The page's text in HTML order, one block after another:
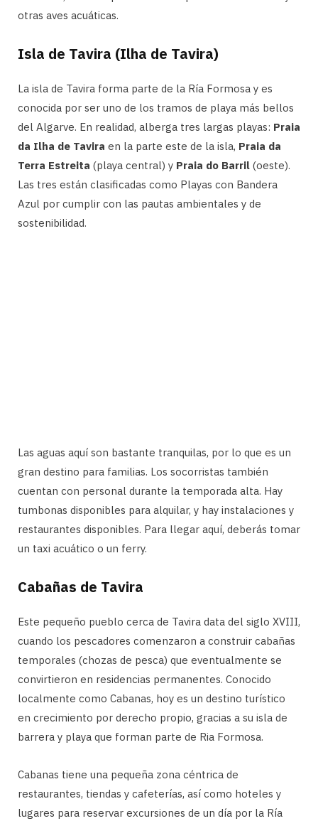
otras aves acuáticas.
Isla de Tavira (Ilha de Tavira)
La isla de Tavira forma parte de la Ría Formosa y es
conocida por ser uno de los tramos de playa más bellos
del Algarve. En realidad, alberga tres largas playas: Praia
da Ilha de Tavira en la parte este de la isla, Praia da
Terra Estreita (playa central) y Praia do Barril (oeste).
Las tres están clasificadas como Playas con Bandera
Azul por cumplir con las pautas ambientales y de
sostenibilidad.
Las aguas aquí son bastante tranquilas, por lo que es un
gran destino para familias. Los socorristas también
cuentan con personal durante la temporada alta. Hay
tumbonas disponibles para alquilar, y hay instalaciones y
restaurantes disponibles. Para llegar aquí, deberás tomar
un taxi acuático o un ferry.
Cabañas de Tavira
Este pequeño pueblo cerca de Tavira data del siglo XVIII,
cuando los pescadores comenzaron a construir cabañas
temporales (chozas de pesca) que eventualmente se
convirtieron en residencias permanentes. Conocido
localmente como Cabanas, hoy es un destino turístico
en crecimiento por derecho propio, gracias a su isla de
barrera y playa que forman parte de Ria Formosa.
Cabanas tiene una pequeña zona céntrica de
restaurantes, tiendas y cafeterías, así como hoteles y
lugares para reservar excursiones de un día por la Ría